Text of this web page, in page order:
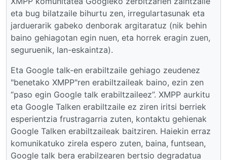
eta bug bilatzaile bihurtu zen, irregulartasunak eta
jarduerarik gabeko denborak argitaratuz (nik behin
baino gehiagotan egin nuen, eta horrek eragin zuen,
seguruenik, lan-eskaintza).
Eta Google talk-en erabiltzaile gehiago zeudenez
"benetako XMPP"ren erabiltzaileak baino, ezin zen
“paso egin Google talk erabiltzaileez”. XMPP aurkitu
eta Google Talken erabiltzaile ez ziren iritsi berriek
esperientzia frustragarria zuten, kontaktu gehienak
Google Talken erabiltzaileak baitziren. Haiekin erraz
komunikatuko zirela espero zuten, baina, funtsean,
Google talk bera erabilzearen bertsio degradatua